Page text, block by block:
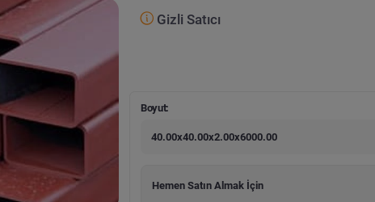
Gizli Satıcı
Boyut:
40.00x40.00x2.00x6000.00
Hemen Satın Almak İçin